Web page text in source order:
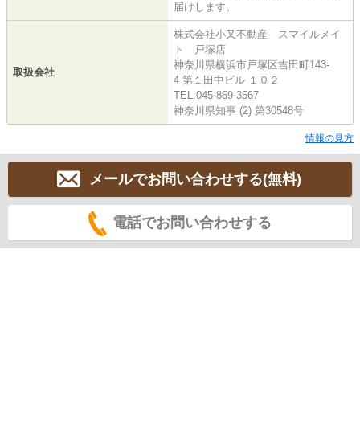
届けします。
取扱会社
株式会社小又不動産 スマイルメイ
ト 戸塚店
神奈川県横浜市戸塚区吉田町143-
4 第１田中ビル １０２
TEL:045-869-3567
神奈川県知事 (2) 第30548号
情報の見方
メールでお問い合わせする(無料)
電話でお問い合わせする